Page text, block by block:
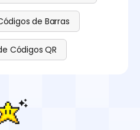
de Barras
Códigos QR